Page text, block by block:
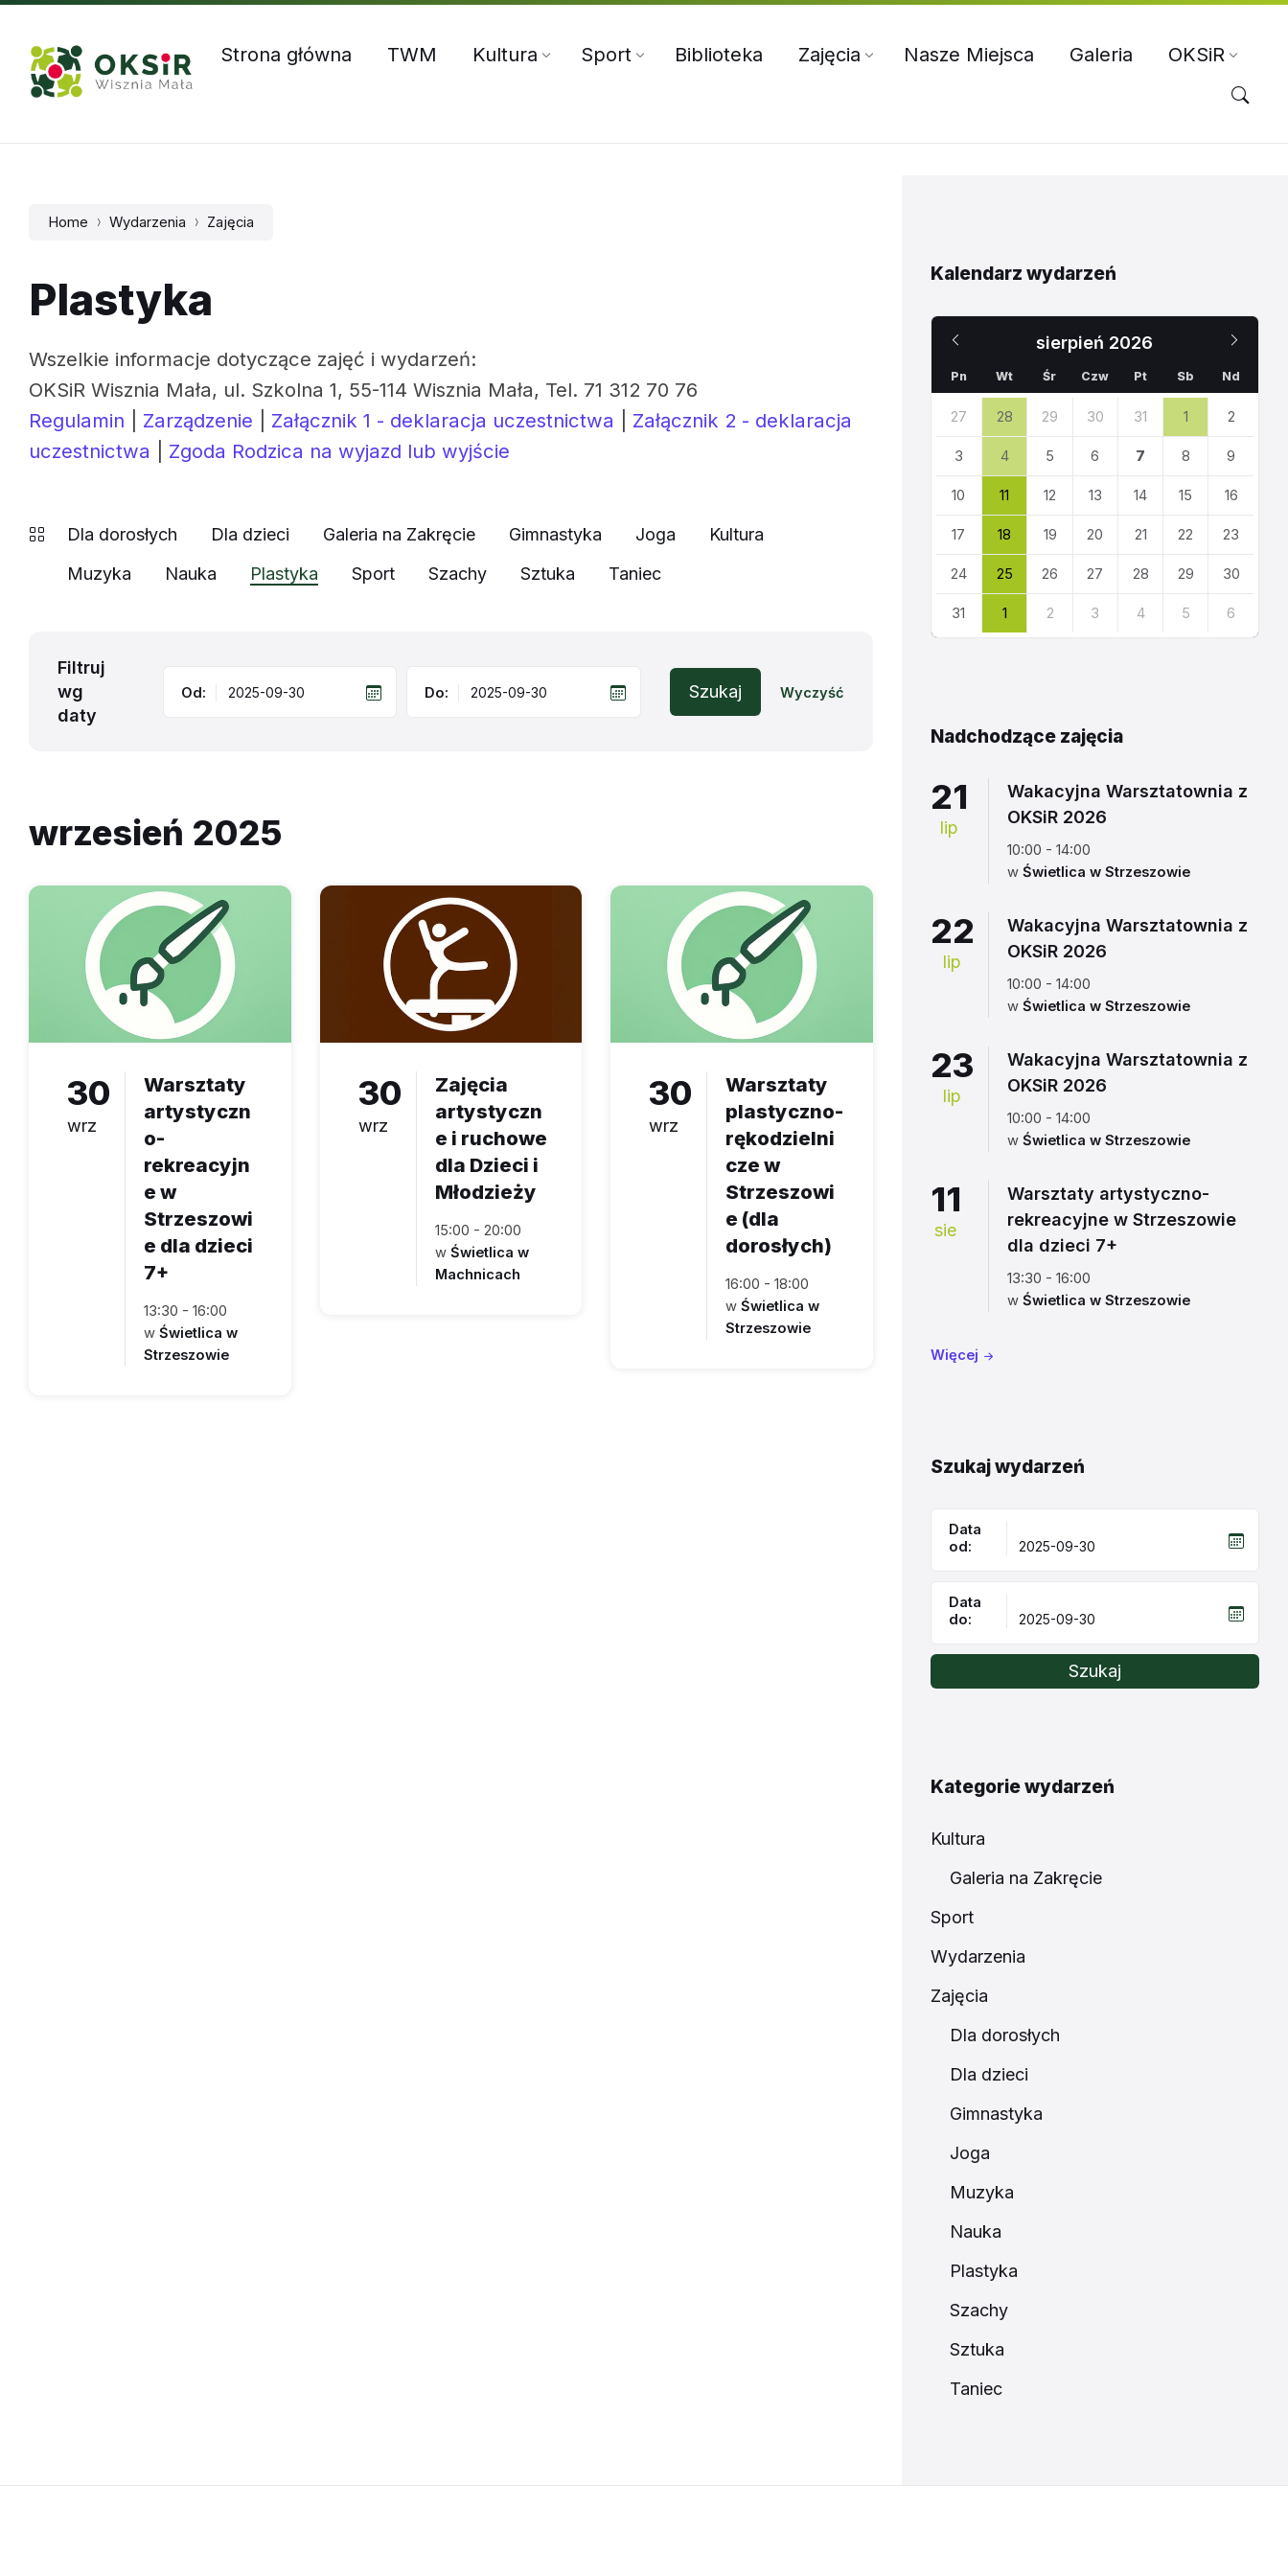
Skip
content
Skip
main
navigation
Skip
footer
Strona główna TWM Kultura Sport Biblioteka Zajęcia Nasze Miejsca Galeria OKSiR
Home Wydarzenia Zajęcia
Plastyka
Wszelkie informacje dotyczące zajęć i wydarzeń:
OKSiR Wisznia Mała, ul. Szkolna 1, 55-114 Wisznia Mała, Tel. 71 312 70 76
Regulamin
Zarządzenie Załącznik 1 - deklaracja uczestnictwa
Załącznik 2 - deklaracja
uczestnictwa
Zgoda Rodzica na wyjazd lub wyjście
Dla dorosłych Dla dzieci Galeria na Zakręcie Gimnastyka Joga
Kultura
Muzyka
Nauka Plastyka Sport Szachy Sztuka Taniec
Filtruj
wg
daty
Od: Do: Szukaj Wyczyść
wrzesień 2025
30
wrz
Warsztaty
artystyczn
o-
rekreacyjn
e w
Strzeszowi
e dla dzieci
7+
13:30 - 16:00
w Świetlica w
Strzeszowie
30
wrz
Zajęcia
artystyczn
e i ruchowe
dla Dzieci i
Młodzieży
15:00 - 20:00
w Świetlica w
Machnicach
30
wrz
Warsztaty
plastyczno-
rękodzielni
cze w
Strzeszowi
e (dla
dorosłych)
16:00 - 18:00
wŚwietlica w
Strzeszowie
Kalendarz wydarzeń
sierpień 2026
Poprzedni
miesiąc
Pn Wt Śr Czw Pt Sb Nd
dni
kalendarza
27 28 29 30 31 1 2
3 4 5 6 7 8 9
10 11 12 13 14 15 16
17 18 19 20 21 22 23
24 25 26 27 28 29 30
31 1 2 3 4 5 6
Nadchodzące zajęcia
21
lip
Wakacyjna Warsztatownia z
OKSiR 2026
10:00 - 14:00
w Świetlica w Strzeszowie
22
lip
Wakacyjna Warsztatownia z
OKSiR 2026
10:00 - 14:00
w Świetlica w Strzeszowie
23
lip
Wakacyjna Warsztatownia z
OKSiR 2026
10:00 - 14:00
w Świetlica w Strzeszowie
11
sie
Warsztaty artystyczno-
rekreacyjne w Strzeszowie
dla dzieci 7+
13:30 - 16:00
w Świetlica w Strzeszowie
Więcej
Szukaj wydarzeń
Data
od:
Data
do:
Szukaj
Kategorie wydarzeń
Kultura
Galeria na Zakręcie
Sport
Wydarzenia
Zajęcia
Dla dorosłych
Dla dzieci
Gimnastyka
Joga
Muzyka
Nauka
Plastyka
Szachy
Sztuka
Taniec